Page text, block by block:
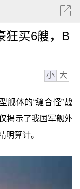
狂买6艘，B
小 大
舰体的“缝合怪”战
揭示了我国军舰外
明算计。